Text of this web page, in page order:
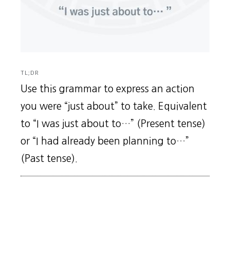
TL;DR
Use this grammar to express an action
you were “just about” to take. Equivalent
to “I was just about to…” (Present tense)
or “I had already been planning to…”
(Past tense).